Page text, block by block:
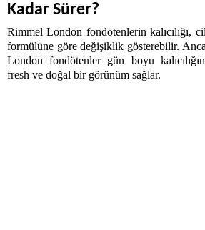
Kadar Sürer?
Rimmel London fondötenlerin kalıcılığı,
formülüne göre değişiklik gösterebilir.
London fondötenler gün boyu
fresh ve doğal bir görünüm sağlar.